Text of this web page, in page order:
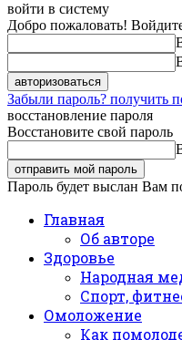
войти в систему
Добро пожаловать!
Забыли пароль? получить
восстановление пароля
Восстановите свой пароль
Пароль будет выслан Вам
Главная
Об авторе
Здоровье
Народная
Спорт,
Омоложение
Как